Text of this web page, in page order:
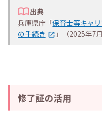
出典
兵庫県庁「保育士等キャ
の手続き
」（2025年7月
修了証の活用